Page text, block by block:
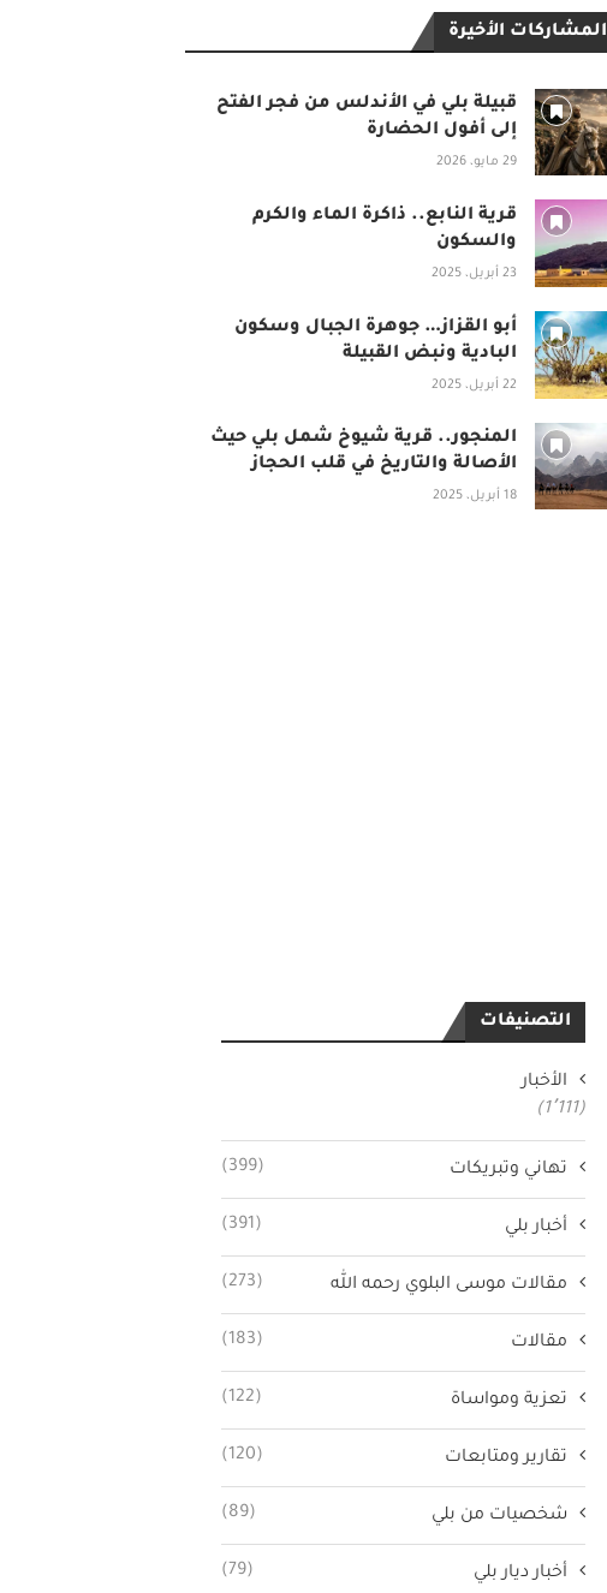
المشاركات الأخيرة
قبيلة بلي في الأندلس من فجر الفتح
إلى أفول الحضارة
29 مايو، 2026
قرية النابع.. ذاكرة الماء والكرم
والسكون
23 أبريل، 2025
أبو القزاز… جوهرة الجبال وسكون
البادية ونبض القبيلة
22 أبريل، 2025
المنجور.. قرية شيوخ شمل بلي حيث
الأصالة والتاريخ في قلب الحجاز
18 أبريل، 2025
التصنيفات
الأخبار
(1٬111)
تهاني وتبريكات (399)
أخبار بلي (391)
مقالات موسى البلوي رحمه الله (273)
مقالات (183)
تعزية ومواساة (122)
تقارير ومتابعات (120)
شخصيات من بلي (89)
أخبار ديار بلي (79)